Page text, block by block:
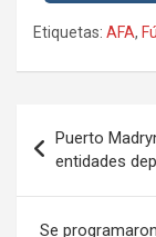
Etiquetas: AFA,
de
entradas
Puerto
entidades
Se